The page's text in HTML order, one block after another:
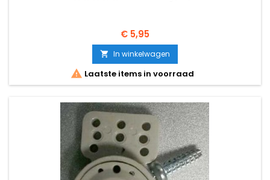
Prijs
€ 5,95
 In winkelwagen
 Laatste items in voorraad